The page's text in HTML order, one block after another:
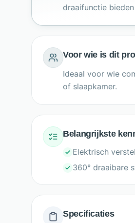
draaifunctie
Voor wie is dit
Ideaal voor wie
of slaapkamer.
Belangrijkste
Elektrisch
360° draaibare
Specificaties